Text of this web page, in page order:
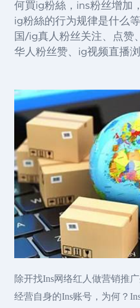
何買ig粉絲，ins粉丝增加
ig粉絲的行为规律是什么
国/ig真人粉丝关注、点赞
华人粉丝赞、ig视频直播
除开找Ins网络红人做营销推
经营自身的Ins账号，为何？